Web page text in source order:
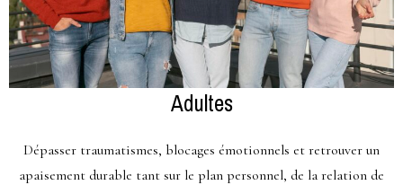
Adultes
Dépasser traumatismes, blocages émotionnels et retrouver un
apaisement durable tant sur le plan personnel, de la relation de